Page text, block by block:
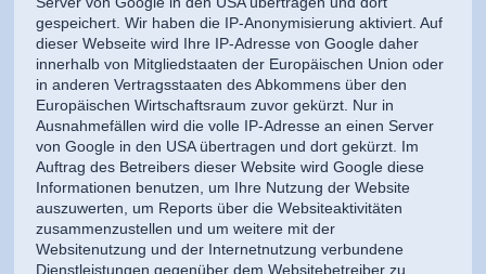
gespeichert. Wir haben die IP-Anonymisierung aktiviert. Auf
dieser Webseite wird Ihre IP-Adresse von Google daher
innerhalb von Mitgliedstaaten der Europäischen Union oder
in anderen Vertragsstaaten des Abkommens über den
Europäischen Wirtschaftsraum zuvor gekürzt. Nur in
Ausnahmefällen wird die volle IP-Adresse an einen Server
von Google in den USA übertragen und dort gekürzt. Im
Auftrag des Betreibers dieser Website wird Google diese
Informationen benutzen, um Ihre Nutzung der Website
auszuwerten, um Reports über die Websiteaktivitäten
zusammenzustellen und um weitere mit der
Websitenutzung und der Internetnutzung verbundene
Dienstleistungen gegenüber dem Websitebetreiber zu